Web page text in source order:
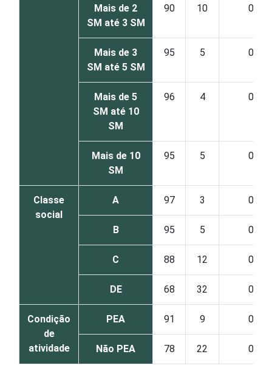
Mais de 2
SM até 3 SM
90 10 0
Mais de 3
SM até 5 SM
95 5 0
Mais de 5
SM até 10
SM
96 4 0
Mais de 10
SM
95 5 0
Classe
social
A 97 3 0
B 95 5 0
C 88 12 0
DE 68 32 0
Condição
de
atividade
PEA 91 9 0
Não PEA 78 22 0